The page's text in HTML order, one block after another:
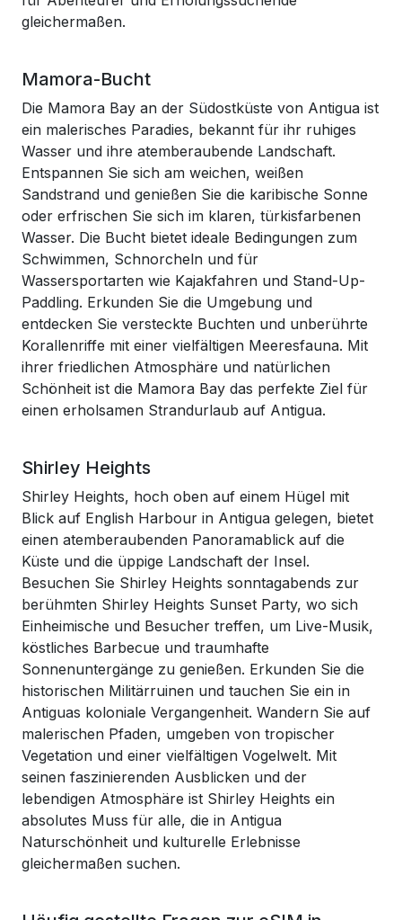
gleichermaßen.
Mamora-Bucht
Die Mamora Bay an der Südostküste von Antigua ist
ein malerisches Paradies, bekannt für ihr ruhiges
Wasser und ihre atemberaubende Landschaft.
Entspannen Sie sich am weichen, weißen
Sandstrand und genießen Sie die karibische Sonne
oder erfrischen Sie sich im klaren, türkisfarbenen
Wasser. Die Bucht bietet ideale Bedingungen zum
Schwimmen, Schnorcheln und für
Wassersportarten wie Kajakfahren und Stand-Up-
Paddling. Erkunden Sie die Umgebung und
entdecken Sie versteckte Buchten und unberührte
Korallenriffe mit einer vielfältigen Meeresfauna. Mit
ihrer friedlichen Atmosphäre und natürlichen
Schönheit ist die Mamora Bay das perfekte Ziel für
einen erholsamen Strandurlaub auf Antigua.
Shirley Heights
Shirley Heights, hoch oben auf einem Hügel mit
Blick auf English Harbour in Antigua gelegen, bietet
einen atemberaubenden Panoramablick auf die
Küste und die üppige Landschaft der Insel.
Besuchen Sie Shirley Heights sonntagabends zur
berühmten Shirley Heights Sunset Party, wo sich
Einheimische und Besucher treffen, um Live-Musik,
köstliches Barbecue und traumhafte
Sonnenuntergänge zu genießen. Erkunden Sie die
historischen Militärruinen und tauchen Sie ein in
Antiguas koloniale Vergangenheit. Wandern Sie auf
malerischen Pfaden, umgeben von tropischer
Vegetation und einer vielfältigen Vogelwelt. Mit
seinen faszinierenden Ausblicken und der
lebendigen Atmosphäre ist Shirley Heights ein
absolutes Muss für alle, die in Antigua
Naturschönheit und kulturelle Erlebnisse
gleichermaßen suchen.